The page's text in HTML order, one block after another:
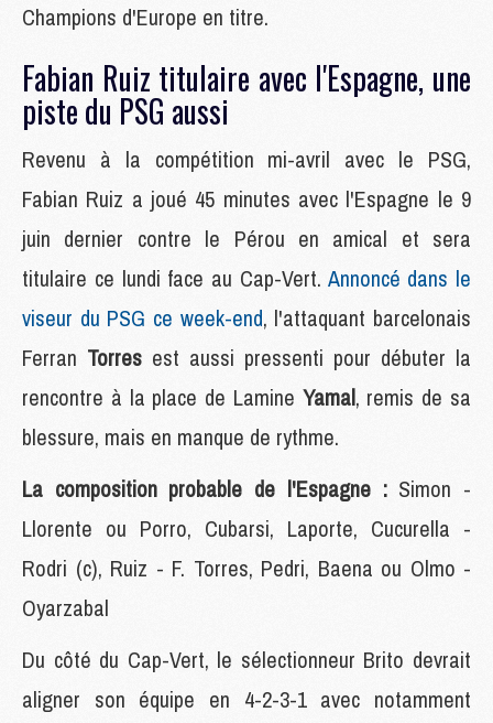
Champions d'Europe en titre.
Fabian Ruiz titulaire avec l'Espagne, une
piste du PSG aussi
Revenu à la compétition mi-avril avec le PSG,
Fabian Ruiz a joué 45 minutes avec l'Espagne le 9
juin dernier contre le Pérou en amical et sera
titulaire ce lundi face au Cap-Vert. Annoncé dans le
viseur du PSG ce week-end, l'attaquant barcelonais
Ferran Torres est aussi pressenti pour débuter la
rencontre à la place de Lamine Yamal, remis de sa
blessure, mais en manque de rythme.
La composition probable de l'Espagne : Simon -
Llorente ou Porro, Cubarsi, Laporte, Cucurella -
Rodri (c), Ruiz - F. Torres, Pedri, Baena ou Olmo -
Oyarzabal
Du côté du Cap-Vert, le sélectionneur Brito devrait
aligner son équipe en 4-2-3-1 avec notamment